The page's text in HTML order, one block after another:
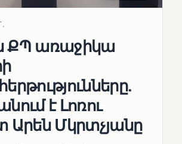
ՔՊ առաջիկա
է Լոռու
Մկրտչյանը